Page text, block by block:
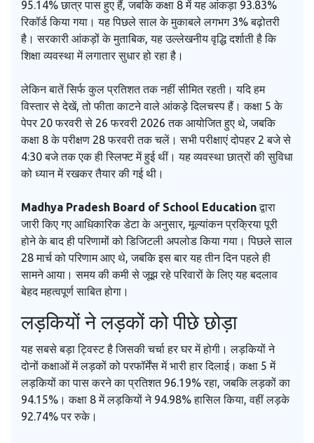
95.14% छात्र पास हुए हैं, जबकि कक्षा 8 में यह आंकड़ा 93.83%
रिकॉर्ड किया गया। यह पिछले साल के मुकाबले लगभग 3% बढ़ोतरी
है। सरकारी आंकड़ों के मुताबिक, यह उल्लेखनीय वृद्धि दर्शाती है कि
शिक्षा व्यवस्था में लगातार सुधार हो रहा है।
लेकिन बातें सिर्फ कुल प्रतिशत तक नहीं सीमित रहती। यदि हम
विस्तार से देखें, तो फीता काटने वाले आंकड़े दिलचस्प हैं। कक्षा 5 के
पेपर 20 फरवरी से 26 फरवरी 2026 तक आयोजित हुए थे, जबकि
कक्षा 8 के परीक्षण 28 फरवरी तक चलें। सभी परीक्षाएं दोपहर 2 बजे से
4:30 बजे तक एक ही स्लिफ्ट में हुई थीं। यह व्यवस्था छात्रों की सुविधा
को ध्यान में रखकर तैयार की गई थी।
Madhya Pradesh Board of School Educationद्वारा
जारी किए गए आधिकारिक डेटा के अनुसार, मूल्यांकन प्रक्रिया पूरी
होने के बाद ही परिणामों को डिजिटली अपलोड किया गया। पिछले साल
28 मार्च को परिणाम आए थे, जबकि इस बार यह तीन दिन पहले ही
सामने आया। समय की कमी से जूझ रहे परिवारों के लिए यह बदलाव
बेहद महत्वपूर्ण साबित होगा।
लड़कियों ने लड़कों को पीछे छोड़ा
यह सबसे बड़ा ट्विस्ट है जिसकी चर्चा हर घर में होगी। लड़कियों ने
दोनों कक्षाओं में लड़कों को परफॉर्मेंस में भारी हार दिलाई। कक्षा 5 में
लड़कियों का पास करने का प्रतिशत 96.19% रहा, जबकि लड़कों का
94.15%। कक्षा 8 में लड़कियों ने 94.98% हासिल किया, वहीं लड़के
92.74% पर रुके।